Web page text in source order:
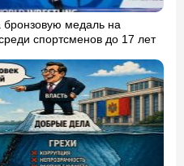
бронзовую медаль на
спортсменов до 17 лет